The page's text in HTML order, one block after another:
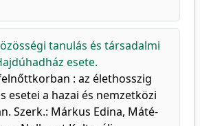
tanulás és társadalmi
esete.
: az élethosszig
esetei a hazai és nemzetközi
Szerk.: Márkus Edina, Máté-